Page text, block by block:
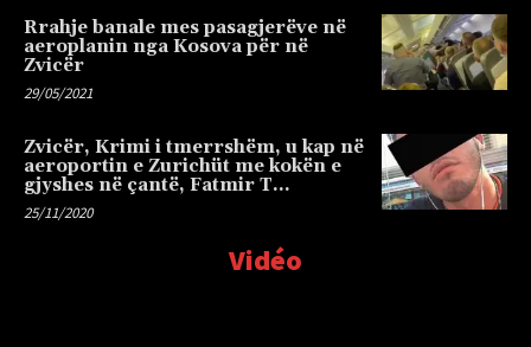
Rrahje banale mes pasagjerëve në
aeroplanin nga Kosova për në
Zvicër
29/05/2021
Zvicër, Krimi i tmerrshëm, u kap në
aeroportin e Zurichüt me kokën e
gjyshes në çantë, Fatmir T…
25/11/2020
Vidéo